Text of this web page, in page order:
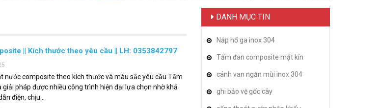
|| Kích thước theo yêu cầu || LH: 0353842797
nước composite theo kích thước và màu sắc yêu cầu Tấm
pháp được nhiều công trình hiện đại lựa chọn nhờ khả
điện, chịu...
DANH MỤC TIN
Nắp hố ga inox 304
Tấm đan composite mặt kín
cánh van ngăn mùi inox 304
ghi bảo vệ gốc cây